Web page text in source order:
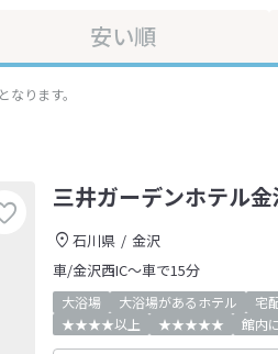
安い順
ります。
三井ガーデンホテル金
石川県
金沢
車/金沢西IC～車で15分
大浴場 大浴場があるホテル 宅
★★★★以上
★★★★★ 館内